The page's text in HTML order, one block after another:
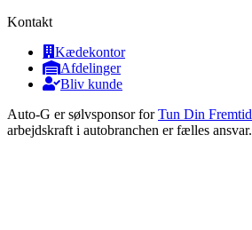
Kontakt
Kædekontor
Afdelinger
Bliv kunde
Auto-G er sølvsponsor forTun Din Fremtid
arbejdskraft i autobranchen er fælles ansvar.